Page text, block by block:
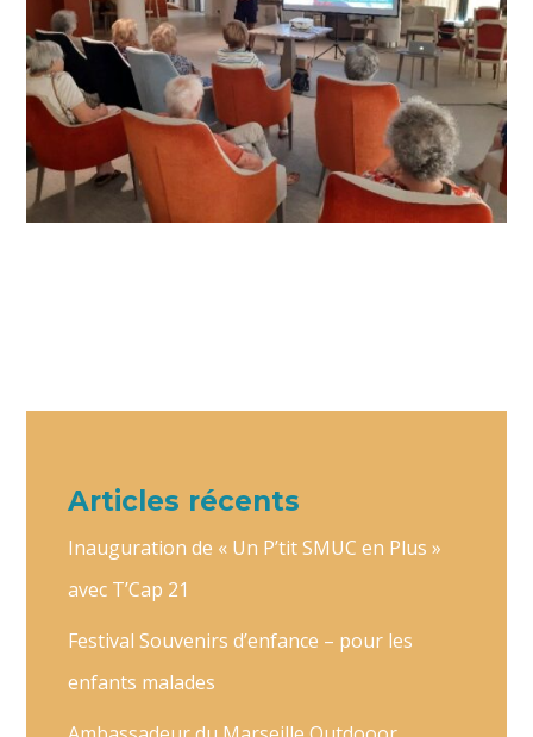
Articles récents
Inauguration de « Un P’tit SMUC en Plus »
avec T’Cap 21
Festival Souvenirs d’enfance – pour les
enfants malades